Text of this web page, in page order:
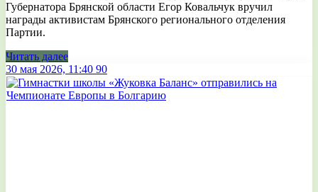
Губернатора Брянской области Егор Ковальчук вручил
награды активистам Брянского регионального отделения
Партии.
Читать далее
30 мая 2026, 11:40 90